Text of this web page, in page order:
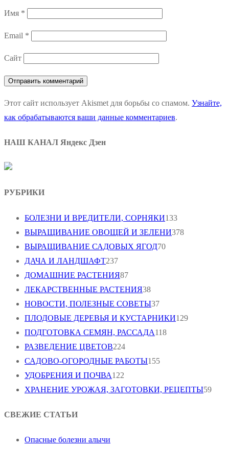
Имя *
Email *
Сайт
Этот сайт использует Akismet для борьбы со спамом. Узнайте,
как обрабатываются ваши данные комментариев.
НАШ КАНАЛ Яндекс Дзен
РУБРИКИ
БОЛЕЗНИ И ВРЕДИТЕЛИ, СОРНЯКИ133
ВЫРАЩИВАНИЕ ОВОЩЕЙ И ЗЕЛЕНИ378
ВЫРАЩИВАНИЕ САДОВЫХ ЯГОД70
ДАЧА И ЛАНДШАФТ237
ДОМАШНИЕ РАСТЕНИЯ87
ЛЕКАРСТВЕННЫЕ РАСТЕНИЯ38
НОВОСТИ, ПОЛЕЗНЫЕ СОВЕТЫ37
ПЛОДОВЫЕ ДЕРЕВЬЯ И КУСТАРНИКИ129
ПОДГОТОВКА СЕМЯН, РАССАДА118
РАЗВЕДЕНИЕ ЦВЕТОВ224
САДОВО-ОГОРОДНЫЕ РАБОТЫ155
УДОБРЕНИЯ И ПОЧВА122
ХРАНЕНИЕ УРОЖАЯ, ЗАГОТОВКИ, РЕЦЕПТЫ59
СВЕЖИЕ СТАТЬИ
Опасные болезни алычи